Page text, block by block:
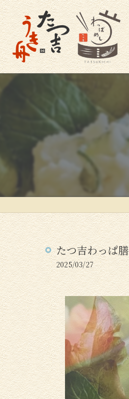
たつ吉わっぱ膳
2025/03/27